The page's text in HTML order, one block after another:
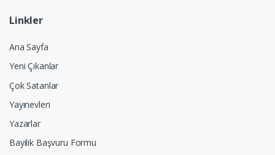
Linkler
Ana Sayfa
Yeni Çıkanlar
Çok Satanlar
Yayınevleri
Yazarlar
Bayilik Başvuru Formu